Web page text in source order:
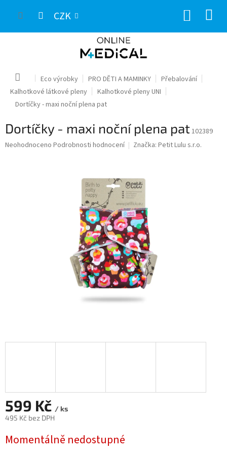
CZK
Domů Eco výrobky PRO DĚTI A MAMINKY
Přebalování
Kalhotkové látkové pleny
Kalhotkové pleny UNI
Dortíčky - maxi noční plena pat
Dortíčky - maxi noční plena pat102389
Průměrné
Neohodnoceno Podrobnosti hodnocení Značka: Petit Lulu s.r.o.
599 Kč / ks
495 Kč bez DPH
cena:
Momentálně nedostupné